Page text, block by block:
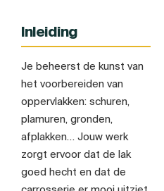
Inleiding
Je beheerst de kunst van
het voorbereiden van
oppervlakken: schuren,
plamuren, gronden,
afplakken… Jouw werk
zorgt ervoor dat de lak
goed hecht en dat de